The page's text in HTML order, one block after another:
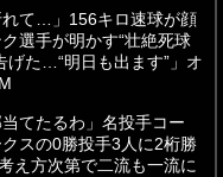
れて…」156キロ速球が顔
選手が明かす“壮絶死球
げた…“明日も出ます”」オ
当てたるわ」名投手コー
スの0勝投手3人に2桁勝
え方次第で二流も一流に